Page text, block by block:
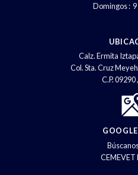
Domingos : 9
Calz. Ermita
Col. Sta. Cruz
C.P. 09290
CEMEVET